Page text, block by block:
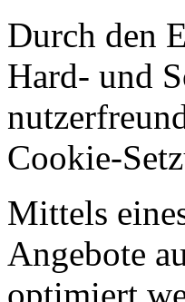
Durch den
Hard- und
Cookie-
Mittels
Angebote
optimiert